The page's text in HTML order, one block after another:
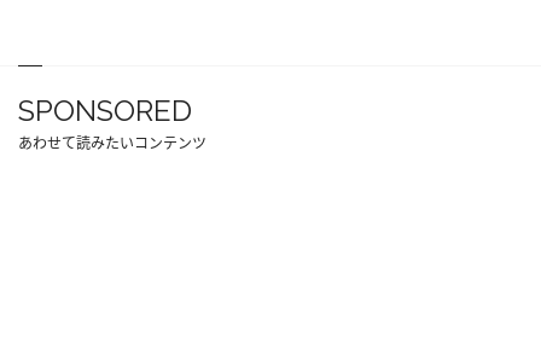
SPONSORED
あわせて読みたいコンテンツ